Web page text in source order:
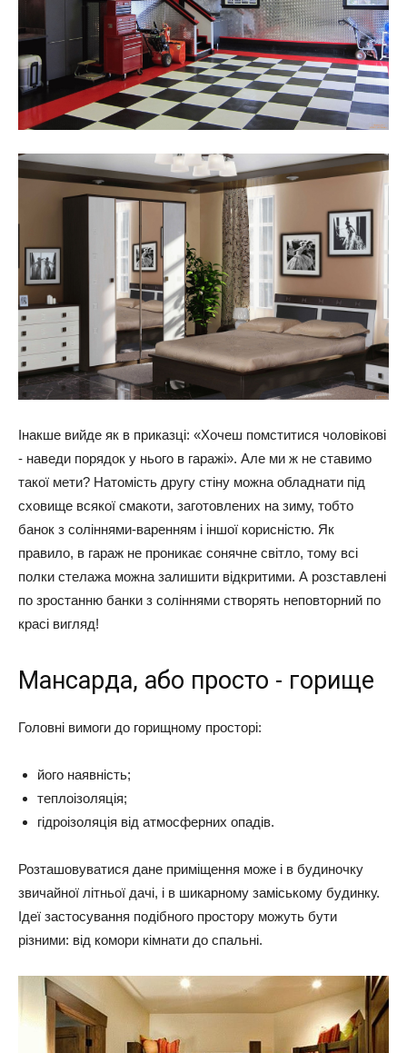
Інакше вийде як в приказці: «Хочеш помститися чоловікові
- наведи порядок у нього в гаражі». Але ми ж не ставимо
такої мети? Натомість другу стіну можна обладнати під
сховище всякої смакоти, заготовлених на зиму, тобто
банок з соліннями-варенням і іншої корисністю. Як
правило, в гараж не проникає сонячне світло, тому всі
полки стелажа можна залишити відкритими. А розставлені
по зростанню банки з соліннями створять неповторний по
красі вигляд!
Мансарда, або просто - горище
Головні вимоги до горищному просторі:
його наявність;
теплоізоляція;
гідроізоляція від атмосферних опадів.
Розташовуватися дане приміщення може і в будиночку
звичайної літньої дачі, і в шикарному заміському будинку.
Ідеї ​​застосування подібного простору можуть бути
різними: від комори кімнати до спальні.